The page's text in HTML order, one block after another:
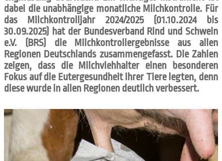
dabei die unabhängige monatliche Milchkontrolle. Für
das Milchkontrolljahr 2024/2025 (01.10.2024 bis
30.09.2025) hat der Bundesverband Rind und Schwein
e.V. (BRS) die Milchkontrollergebnisse aus allen
Regionen Deutschlands zusammengefasst. Die Zahlen
zeigen, dass die Milchviehhalter einen besonderen
Fokus auf die Eutergesundheit ihrer Tiere legten, denn
diese wurde in allen Regionen deutlich verbessert.